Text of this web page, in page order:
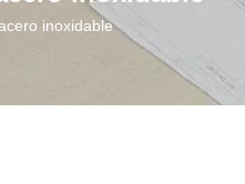
inoxidable